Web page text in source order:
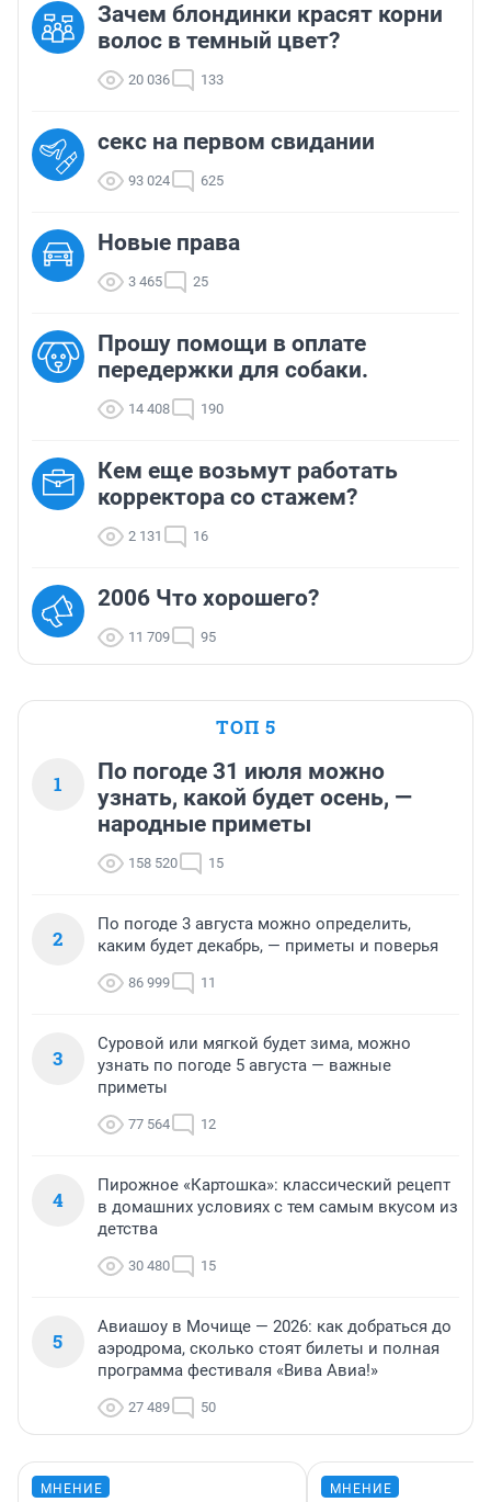
Зачем блондинки красят корни
волос в темный цвет?
20 036 133
секс на первом свидании
93 024 625
Новые права
3 465 25
Прошу помощи в оплате
передержки для собаки.
14 408 190
Кем еще возьмут работать
корректора со стажем?
2 131 16
2006 Что хорошего?
11 709 95
ТОП 5
1
По погоде 31 июля можно
узнать, какой будет осень, —
народные приметы
158 520 15
2
По погоде 3 августа можно определить,
каким будет декабрь, — приметы и поверья
86 999 11
3
Суровой или мягкой будет зима, можно
узнать по погоде 5 августа — важные
приметы
77 564 12
4
Пирожное «Картошка»: классический рецепт
в домашних условиях с тем самым вкусом из
детства
30 480 15
5
Авиашоу в Мочище — 2026: как добраться до
аэродрома, сколько стоят билеты и полная
программа фестиваля «Вива Авиа!»
27 489 50
МНЕНИЕ МНЕНИЕ